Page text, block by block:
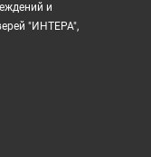
и
"ИНТЕРА",